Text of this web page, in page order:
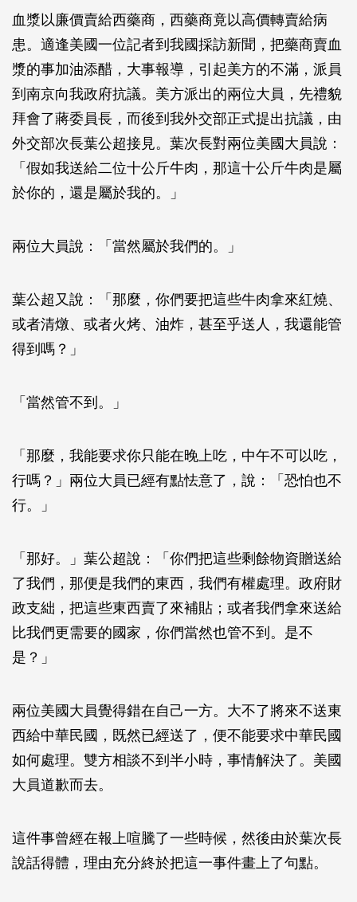
血漿以廉價賣給西藥商，西藥商竟以高價轉賣給病
患。適逢美國一位記者到我國採訪新聞，把藥商賣血
漿的事加油添醋，大事報導，引起美方的不滿，派員
到南京向我政府抗議。美方派出的兩位大員，先禮貌
拜會了蔣委員長，而後到我外交部正式提出抗議，由
外交部次長葉公超接見。葉次長對兩位美國大員說：
「假如我送給二位十公斤牛肉，那這十公斤牛肉是屬
於你的，還是屬於我的。」
兩位大員說：「當然屬於我們的。」
葉公超又說：「那麼，你們要把這些牛肉拿來紅燒、
或者清燉、或者火烤、油炸，甚至乎送人，我還能管
得到嗎？」
「當然管不到。」
「那麼，我能要求你只能在晚上吃，中午不可以吃，
行嗎？」兩位大員已經有點怯意了，說：「恐怕也不
行。」
「那好。」葉公超說：「你們把這些剩餘物資贈送給
了我們，那便是我們的東西，我們有權處理。政府財
政支絀，把這些東西賣了來補貼；或者我們拿來送給
比我們更需要的國家，你們當然也管不到。是不
是？」
兩位美國大員覺得錯在自己一方。大不了將來不送東
西給中華民國，既然已經送了，便不能要求中華民國
如何處理。雙方相談不到半小時，事情解決了。美國
大員道歉而去。
這件事曾經在報上喧騰了一些時候，然後由於葉次長
說話得體，理由充分終於把這一事件畫上了句點。